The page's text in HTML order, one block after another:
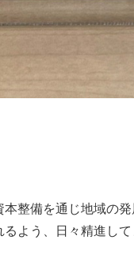
整備を通じ地域の
よう、日々精進して